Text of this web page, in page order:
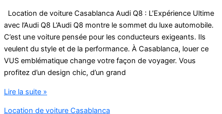
Location de voiture Casablanca Audi Q8 : L’Expérience Ultime
avec l’Audi Q8 L’Audi Q8 montre le sommet du luxe automobile.
C’est une voiture pensée pour les conducteurs exigeants. Ils
veulent du style et de la performance. À Casablanca, louer ce
VUS emblématique change votre façon de voyager. Vous
profitez d’un design chic, d’un grand
Location
Lire la suite »
Location de voiture Casablanca